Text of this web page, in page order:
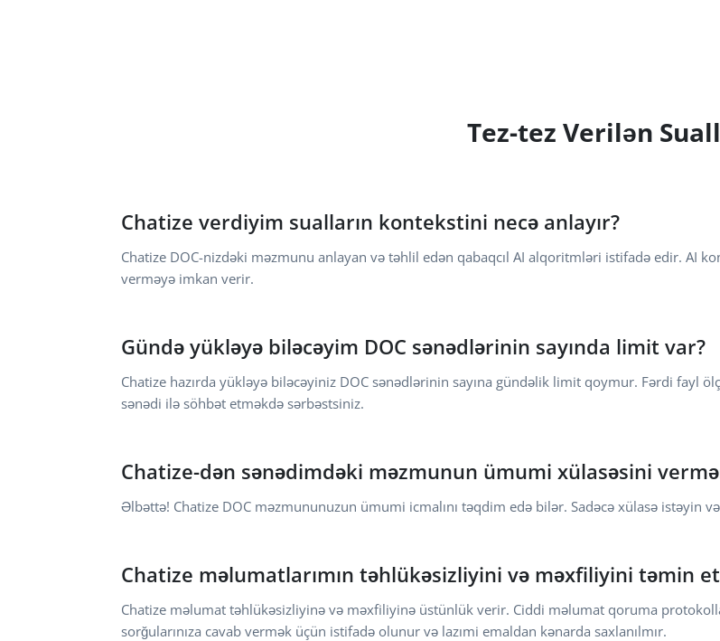
Tez-tez Verilən
Chatize verdiyim sualların kontekstini necə anlayır?
Chatize DOC-nizdəki məzmunu anlayan və təhlil edən qabaqcıl AI alqoritmləri istifadə edir. AI
verməyə imkan verir.
Gündə yükləyə biləcəyim DOC sənədlərinin sayında limit var?
Chatize hazırda yükləyə biləcəyiniz DOC sənədlərinin sayına gündəlik limit qoymur. Fərdi fayl
sənədi ilə söhbət etməkdə sərbəstsiniz.
Chatize-dən sənədimdəki məzmunun ümumi xülasəsini
Əlbəttə! Chatize DOC məzmununuzun ümumi icmalını təqdim edə bilər. Sadəcə xülasə istəyin
Chatize məlumatlarımın təhlükəsizliyini və məxfiliyini təmin
Chatize məlumat təhlükəsizliyinə və məxfiliyinə üstünlük verir. Ciddi məlumat qoruma
sorğularınıza cavab vermək üçün istifadə olunur və lazımi emaldan kənarda saxlanılmır.